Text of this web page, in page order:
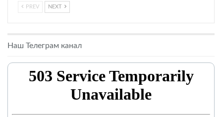
PREV NEXT
Наш Телеграм канал